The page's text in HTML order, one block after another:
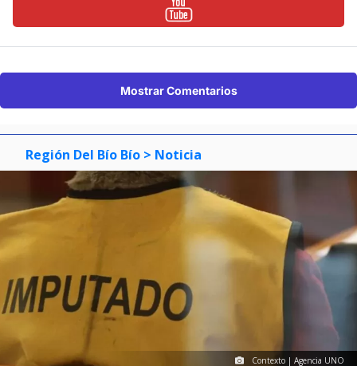
Mostrar Comentarios
Región Del Bío Bío > Noticia
Contexto | Agencia UNO